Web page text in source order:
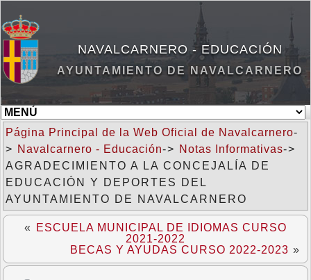
NAVALCARNERO - EDUCACIÓN
AYUNTAMIENTO DE NAVALCARNERO
Página Principal de la Web Oficial de Navalcarnero-
> Navalcarnero - Educación-> Notas Informativas->
AGRADECIMIENTO A LA CONCEJALÍA DE
EDUCACIÓN Y DEPORTES DEL
AYUNTAMIENTO DE NAVALCARNERO
«
ESCUELA MUNICIPAL DE IDIOMAS CURSO
2021-2022
BECAS Y AYUDAS CURSO 2022-2023 »